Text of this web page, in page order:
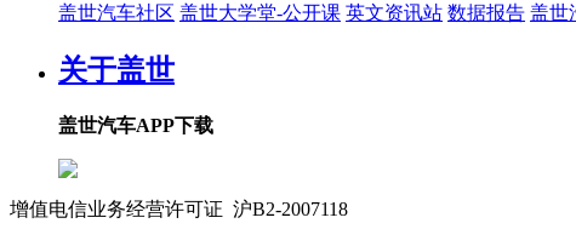
2025-01-09 14:38
00:44
CES 2025 | 全面自研自制，极氪智驾和座舱不会受制于
2025-01-09 14:36
盖世汽车社区 盖世大学堂-公开课 英文资讯站 数据报告 盖世
关于盖世
盖世汽车APP下载
增值电信业务经营许可证 沪B2-2007118